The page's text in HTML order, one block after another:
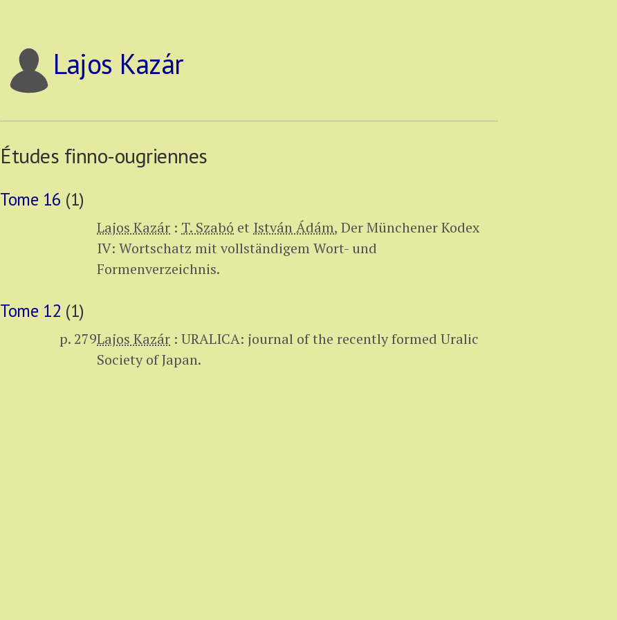
Lajos Kazár
Études finno-ougriennes
Tome 16 (1)
Lajos Kazár : T. Szabó et István Ádám, Der Münchener Kodex
IV: Wortschatz mit vollständigem Wort- und
Formenverzeichnis.
Tome 12 (1)
p. 279Lajos Kazár : URALICA: journal of the recently formed Uralic
Society of Japan.